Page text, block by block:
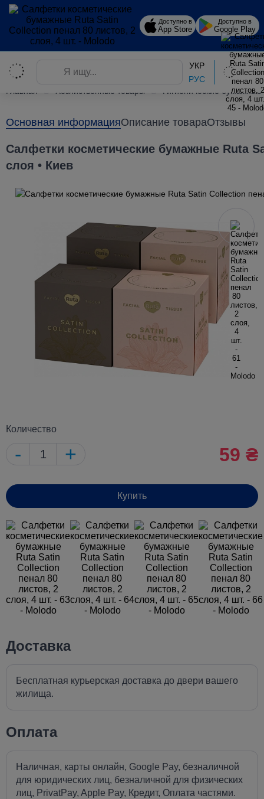
Доступно в
App Store
Доступно в
Google Play
УКР
РУС
Главная
Хозяйственные товары Гигиенические бумажные
Основная информацияОписание товараОтзывы
Салфетки косметические бумажные Ruta
слоя • Киев
Количество
- + 59 ₴
Купить
Доставка
Бесплатная курьерская доставка до двери вашего
жилища.
Оплата
Наличная, карты онлайн, Google Pay, безналичной
для юридических лиц, безналичной для физических
лиц, PrivatPay, Apple Pay, Кредит, Оплата частями.